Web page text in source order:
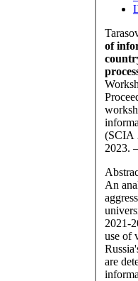
of
(SCIA
An
2021-
use of
are